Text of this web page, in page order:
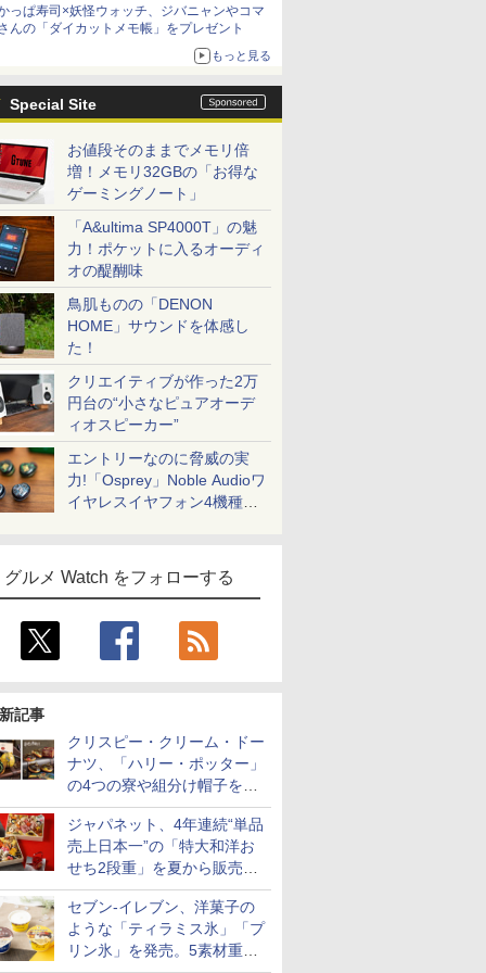
っぱ寿司×妖怪ウォッチ、ジバニャンやコマ
んの「ダイカットメモ帳」をプレゼント
もっと見る
Special Site
お値段そのままでメモリ倍
増！メモリ32GBの「お得な
ゲーミングノート」
「A&ultima SP4000T」の魅
力！ポケットに入るオーディ
オの醍醐味
鳥肌ものの「DENON
HOME」サウンドを体感し
た！
クリエイティブが作った2万
円台の“小さなピュアオーデ
ィオスピーカー”
エントリーなのに脅威の実
力!「Osprey」Noble Audioワ
イヤレスイヤフォン4機種を
グルメ Watch をフォローする
記事
クリスピー・クリーム・ドー
ナツ、「ハリー・ポッター」
の4つの寮や組分け帽子をイ
メージしたドーナツなど発売
ジャパネット、4年連続“単品
売上日本一”の「特大和洋お
せち2段重」を夏から販売。
73品・年越しそば付き
セブン-イレブン、洋菓子の
ような「ティラミス氷」「プ
リン氷」を発売。5素材重ね